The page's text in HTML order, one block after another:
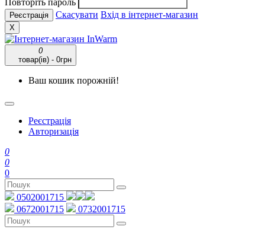
Повторіть пароль
Скасувати Вхід в інтернет-магазин
X
0
товар(ів) - 0грн
Ваш кошик порожній!
Реєстрація
Авторизація
0
0
0
0502001715
0672001715
0732001715